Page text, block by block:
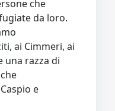
che
da loro.
ai Cimmeri, ai
una razza di
e